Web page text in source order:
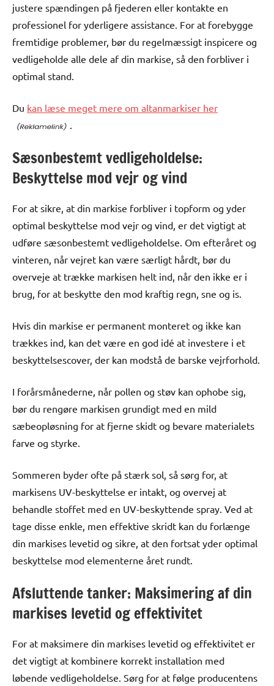
justere spændingen på fjederen eller kontakte en
professionel for yderligere assistance. For at forebygge
fremtidige problemer, bør du regelmæssigt inspicere og
vedligeholde alle dele af din markise, så den forbliver i
optimal stand.
Du kan læse meget mere om altanmarkiser her
Sæsonbestemt vedligeholdelse:
Beskyttelse mod vejr og vind
For at sikre, at din markise forbliver i topform og yder
optimal beskyttelse mod vejr og vind, er det vigtigt at
udføre sæsonbestemt vedligeholdelse. Om efteråret og
vinteren, når vejret kan være særligt hårdt, bør du
overveje at trække markisen helt ind, når den ikke er i
brug, for at beskytte den mod kraftig regn, sne og is.
Hvis din markise er permanent monteret og ikke kan
trækkes ind, kan det være en god idé at investere i et
beskyttelsescover, der kan modstå de barske vejrforhold.
I forårsmånederne, når pollen og støv kan ophobe sig,
bør du rengøre markisen grundigt med en mild
sæbeopløsning for at fjerne skidt og bevare materialets
farve og styrke.
Sommeren byder ofte på stærk sol, så sørg for, at
markisens UV-beskyttelse er intakt, og overvej at
behandle stoffet med en UV-beskyttende spray. Ved at
tage disse enkle, men effektive skridt kan du forlænge
din markises levetid og sikre, at den fortsat yder optimal
beskyttelse mod elementerne året rundt.
Afsluttende tanker: Maksimering af din
markises levetid og effektivitet
For at maksimere din markises levetid og effektivitet er
det vigtigt at kombinere korrekt installation med
løbende vedligeholdelse. Sørg for at følge producentens